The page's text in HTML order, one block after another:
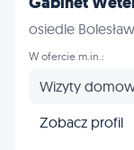
osiedle
W ofercie m.in.:
Wizyty
Zobacz profil